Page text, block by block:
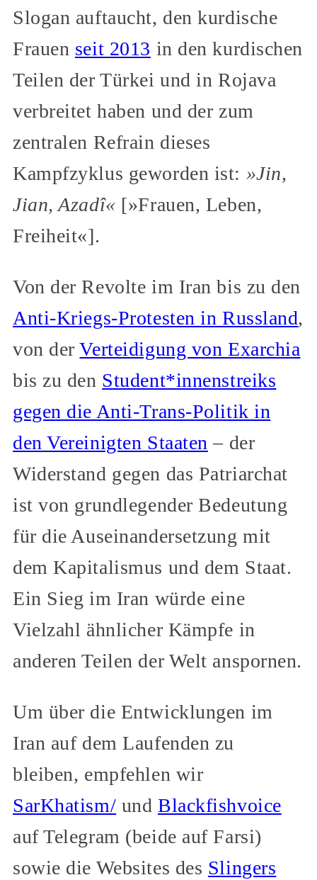
Slogan auftaucht, den kurdische
Frauen seit 2013 in den kurdischen
Teilen der Türkei und in Rojava
verbreitet haben und der zum
zentralen Refrain dieses
Kampfzyklus geworden ist: »Jin,
Jian, Azadî« [»Frauen, Leben,
Freiheit«].
Von der Revolte im Iran bis zu den
Anti-Kriegs-Protesten in Russland,
von derVerteidigung von Exarchia
bis zu den Student*innenstreiks
gegen die Anti-Trans-Politik in
den Vereinigten Staaten – der
Widerstand gegen das Patriarchat
ist von grundlegender Bedeutung
für die Auseinandersetzung mit
dem Kapitalismus und dem Staat.
Ein Sieg im Iran würde eine
Vielzahl ähnlicher Kämpfe in
anderen Teilen der Welt anspornen.
Um über die Entwicklungen im
Iran auf dem Laufenden zu
bleiben, empfehlen wir
SarKhatism/ und Blackfishvoice
auf Telegram (beide auf Farsi)
sowie die Websites des Slingers